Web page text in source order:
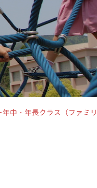
中・年長クラス（ファミリ